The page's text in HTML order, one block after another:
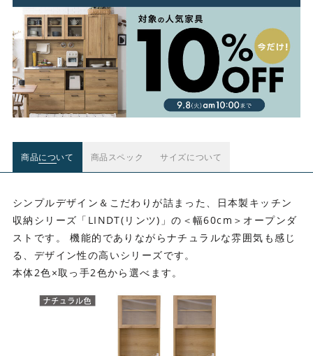
商品について 商品スペック サイズについて
シンプルデザイン＆こだわりが詰まった、日本製キッチン
収納シリーズ「LINDT(リンツ)」の＜幅60cm＞オープンダ
ストです。 機能的でありながらナチュラルな雰囲気も感じ
る、デザイン性の高いシリーズです。
本体2色×取っ手2色から選べます。